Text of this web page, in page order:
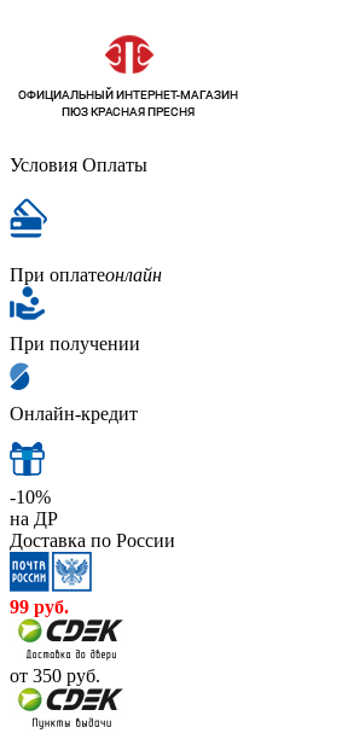
Условия Оплаты
При оплатеонлайн
При получении
Онлайн-кредит
-10%
на ДР
Доставка по России
99 руб.
от 350 руб.